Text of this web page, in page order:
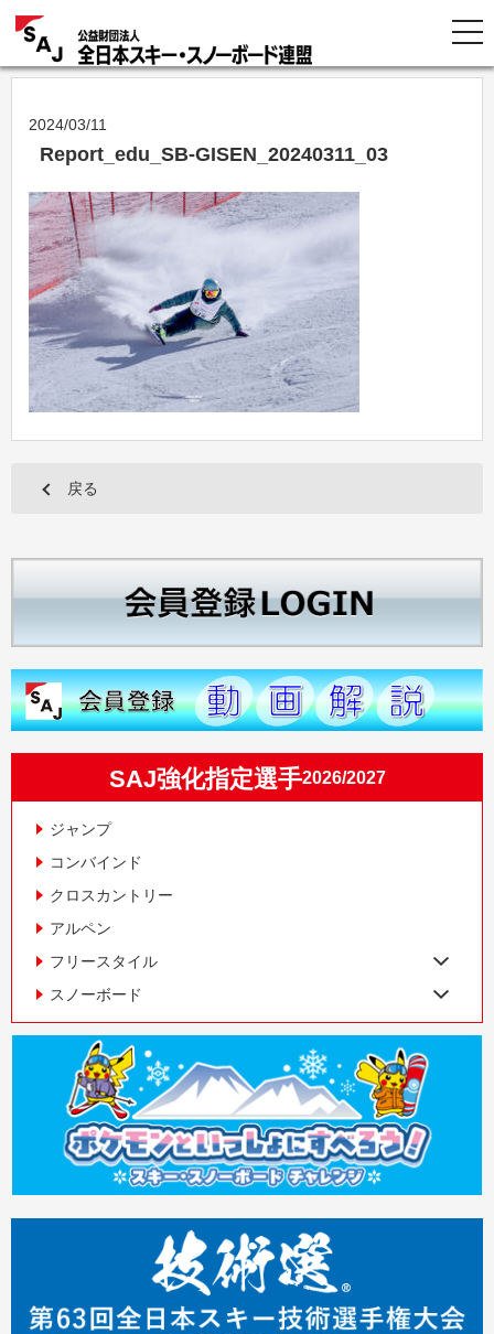
2024/03/11
Report_edu_SB-GISEN_20240311_03
戻る
SAJ強化指定選手2026/2027
ジャンプ
コンバインド
クロスカントリー
アルペン
フリースタイル
スノーボード